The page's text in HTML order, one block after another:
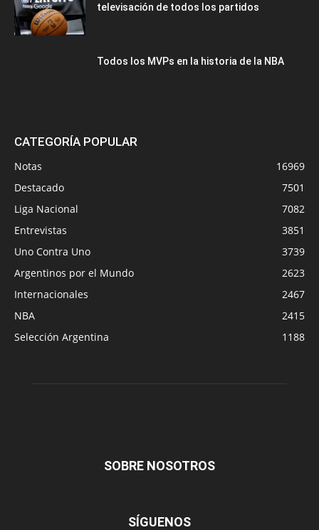
televisación de todos los partidos
Todos los MVPs en la historia de la NBA
CATEGORÍA POPULAR
Notas
16969
Destacado
7501
Liga Nacional
7082
Entrevistas
3851
Uno Contra Uno
3739
Argentinos por el Mundo
2623
Internacionales
2467
NBA
2415
Selección Argentina
1188
SOBRE NOSOTROS
SÍGUENOS